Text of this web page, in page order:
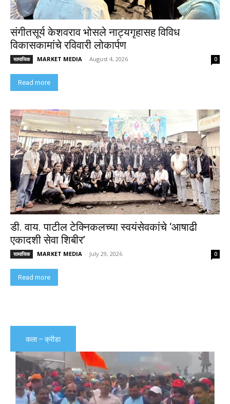
संगीतसूर्य केशवराव भोसले नाट्यगृहासह विविध
विकासकामांचे रविवारी लोकार्पण
सामाजिक MARKET MEDIA - August 4, 2026 0
Read more
डी. वाय. पाटील टेक्निकलच्या स्वयंसेवकांचे ‘आषाढी
एकादशी सेवा शिबीर’
सामाजिक MARKET MEDIA - July 29, 2026 0
Read more
कला – क्रीडा